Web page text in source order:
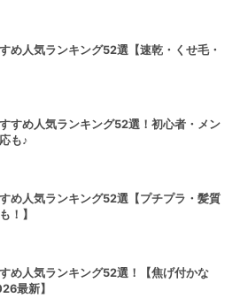
め人気ランキング52選【速乾・くせ毛・
すめ人気ランキング52選！初心者・メン
も♪
め人気ランキング52選【プチプラ・髪質
！】
め人気ランキング52選！【焦げ付かな
最新】